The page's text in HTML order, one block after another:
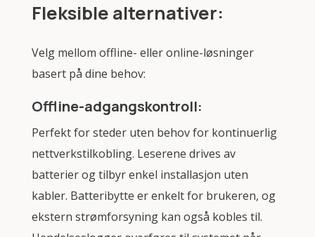
Fleksible alternativer:
Velg mellom offline- eller online-løsninger
basert på dine behov:
Offline-adgangskontroll:
Perfekt for steder uten behov for kontinuerlig
nettverkstilkobling. Leserene drives av
batterier og tilbyr enkel installasjon uten
kabler. Batteribytte er enkelt for brukeren, og
ekstern strømforsyning kan også kobles til.